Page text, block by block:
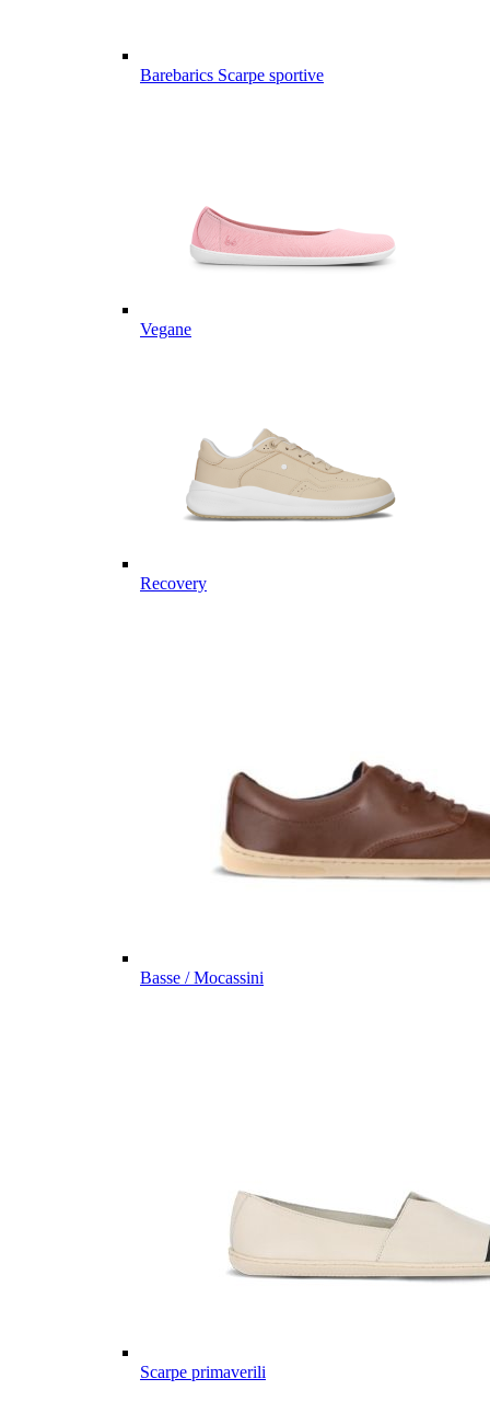
Barebarics Scarpe sportive
Vegane
Recovery
Basse / Mocassini
Scarpe primaverili